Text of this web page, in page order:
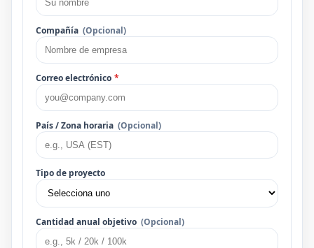
Compañía (Opcional)
Correo electrónico *
País / Zona horaria (Opcional)
Tipo de proyecto
Cantidad anual objetivo (Opcional)